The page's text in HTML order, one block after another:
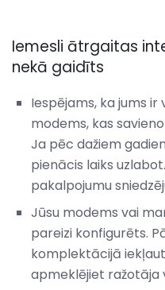
Iemesli ātrgaitas
nekā gaidīts
Iespējams, ka jums
modems, kas
Ja pēc dažiem
pienācis laiks
pakalpojumu
Jūsu modems vai
pareizi konfigurēts.
komplektācijā
apmeklējiet ražotāja